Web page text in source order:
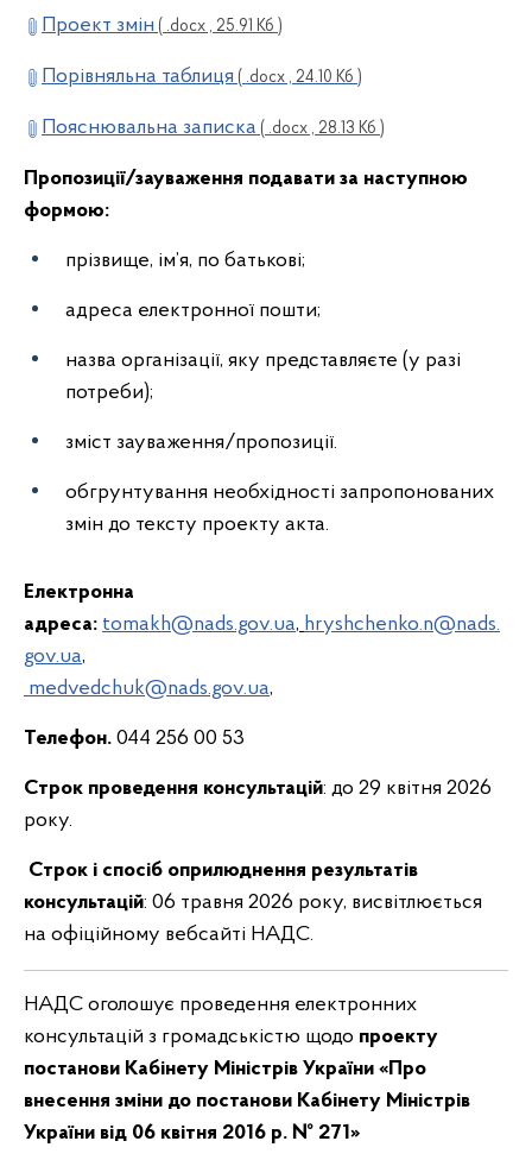
Проект змін ( .docx , 25.91 Кб )
Порівняльна таблиця ( .docx , 24.10 Кб )
Пояснювальна записка ( .docx , 28.13 Кб )
Пропозиції/зауваження подавати за наступною
формою:
прізвище, ім’я, по батькові;
адреса електронної пошти;
назва організації, яку представляєте (у разі
потреби);
зміст зауваження/пропозиції.
обгрунтування необхідності запропонованих
змін до тексту проекту акта.
Електронна
адреса: tomakh@nads.gov.ua, hryshchenko.n@nads.
gov.ua,
medvedchuk@nads.gov.ua,
Телефон. 044 256 00 53
Строк проведення консультацій: до 29 квітня 2026
року.
Строк і спосіб оприлюднення результатів
консультацій: 06 травня 2026 року, висвітлюється
на офіційному вебсайті НАДС.
НАДС оголошує проведення електронних
консультацій з громадськістю щодо проекту
постанови Кабінету Міністрів України «Про
внесення зміни до постанови Кабінету Міністрів
України від 06 квітня 2016 р. № 271»